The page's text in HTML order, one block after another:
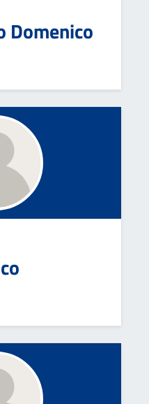
Domenico